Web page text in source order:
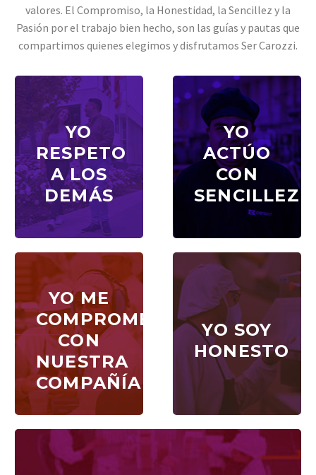
valores. El Compromiso, la Honestidad, la Sencillez y la
Pasión por el trabajo bien hecho, son las guías y pautas que
compartimos quienes elegimos y disfrutamos Ser Carozzi.
YO
RESPETO
A LOS
DEMÁS
YO
RESPETO
A LOS
DEMÁS
YO
ACTÚO
CON
SENCILLEZ
YO
ACTÚO
CON
SENCILLEZ
YO ME
COMPROMETO
CON
NUESTRA
COMPAÑÍA
YO ME
CON
NUESTRA
COMPAÑÍA
YO SOY
HONESTO
YO SOY
HONESTO